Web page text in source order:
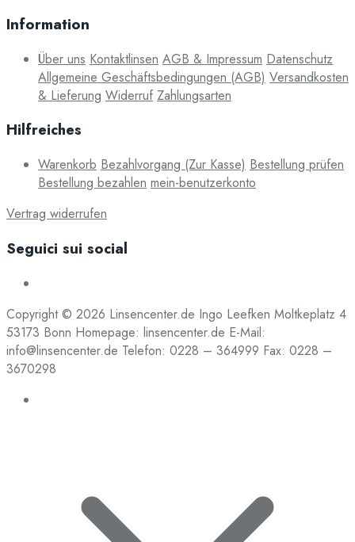
Information
Über uns Kontaktlinsen AGB & Impressum Datenschutz
Allgemeine Geschäftsbedingungen (AGB) Versandkosten
& Lieferung Widerruf Zahlungsarten
Hilfreiches
Warenkorb Bezahlvorgang (Zur Kasse) Bestellung prüfen
Bestellung bezahlen mein-benutzerkonto
Vertrag widerrufen
Seguici sui social
Copyright © 2026 Linsencenter.de Ingo Leefken Moltkeplatz 4
53173 Bonn Homepage: linsencenter.de E-Mail:
info@linsencenter.de Telefon: 0228 – 364999 Fax: 0228 –
3670298